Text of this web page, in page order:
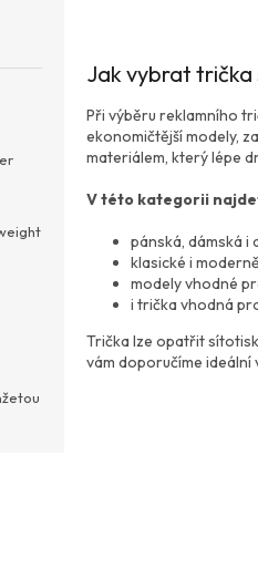
Jak vybrat trička
Při výběru reklamního
ekonomičtější modely,
materiálem, který lépe
V této kategorii
pánská, dámská i
klasické i
modely vhodné
i trička vhodná
Trička lze opatřit
vám doporučíme